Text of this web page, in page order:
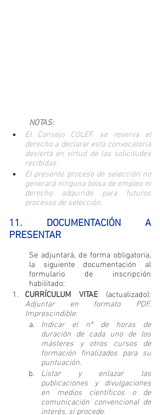
NOTAS:
El Consejo COLEF se reserva el
derecho a declarar esta convocatoria
desierta en virtud de las solicitudes
recibidas.
El presente proceso de selección no
generará ninguna bolsa de empleo ni
derecho adquirido para futuros
procesos de selección.
11. DOCUMENTACIÓN A
PRESENTAR
Se adjuntará, de forma obligatoria,
la siguiente documentación al
formulario de inscripción
habilitado:
CURRÍCULUM VITAE
Adjuntar en formato PDF.
Imprescindible:
Indicar el nº de horas de
duración de cada uno de los
másteres y otros cursos de
formación finalizados para su
puntuación.
Listar y enlazar las
publicaciones y divulgaciones
en medios científicos o de
comunicación convencional de
interés, si procede.